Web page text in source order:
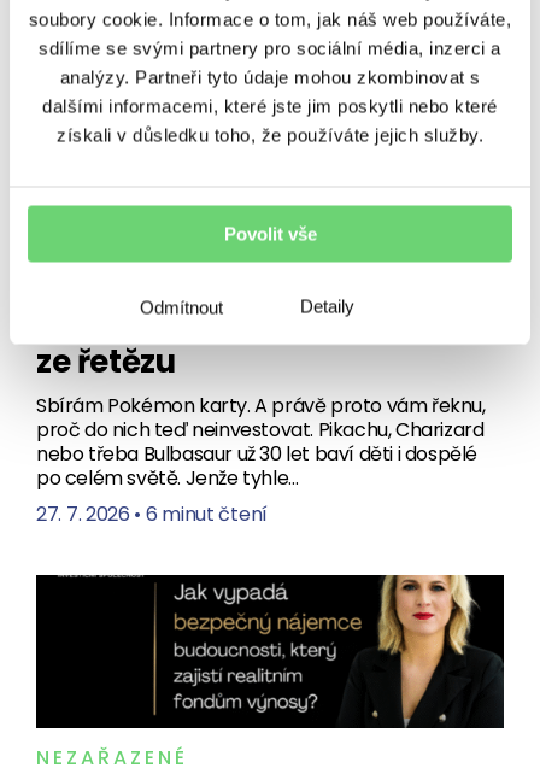
Detaily
soubory cookie. Informace o tom, jak náš web používáte,
sdílíme se svými partnery pro sociální média, inzerci a
analýzy. Partneři tyto údaje mohou zkombinovat s
dalšími informacemi, které jste jim poskytli nebo které
získali v důsledku toho, že používáte jejich služby.
Povolit vše
Odmítnout
VÝNOSY
Chytit je všechny? Jako
s Pokémon kartami se utrhly
ze řetězu
Sbírám Pokémon karty. A právě proto vám řeknu,
proč do nich teď neinvestovat. Pikachu, Charizard
nebo třeba Bulbasaur už 30 let baví děti i dospělé
po celém světě. Jenže tyhle…
27. 7. 2026 • 6 minut čtení
NEZAŘAZENÉ